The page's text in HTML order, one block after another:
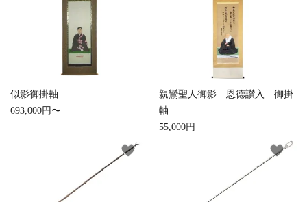
似影御掛軸
693,000円〜
親鸞聖人御影 恩徳讃入 御掛
軸
55,000円
favorite favorite